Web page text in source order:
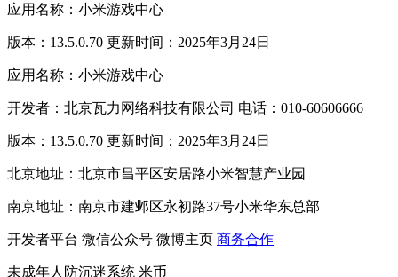
应用名称：小米游戏中心
版本：13.5.0.70 更新时间：2025年3月24日
应用名称：小米游戏中心
开发者：北京瓦力网络科技有限公司 电话：010-60606666
版本：13.5.0.70 更新时间：2025年3月24日
北京地址：北京市昌平区安居路小米智慧产业园
南京地址：南京市建邺区永初路37号小米华东总部
开发者平台 微信公众号 微博主页 商务合作
未成年人防沉迷系统 米币